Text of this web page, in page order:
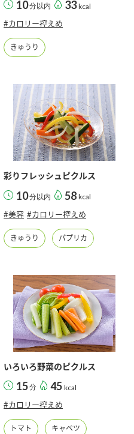
10分以内 33 kcal
#カロリー控えめ
きゅうり
彩りフレッシュピクルス
10分以内 58 kcal
#美容 #カロリー控えめ
きゅうり パプリカ
いろいろ野菜のピクルス
15分 45 kcal
#カロリー控えめ
トマト キャベツ